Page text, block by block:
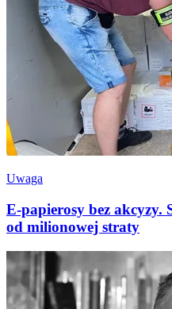
Uwaga
E-papierosy bez
od milionowej straty